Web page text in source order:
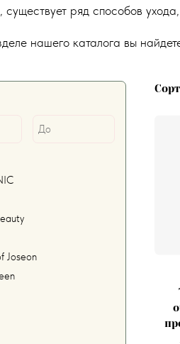
ряд способов
нашего каталога вы
Joseon